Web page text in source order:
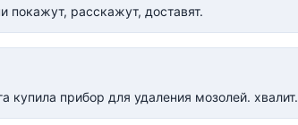
покажут, расскажут, доставят.
купила прибор для удаления мозолей. хвалит.